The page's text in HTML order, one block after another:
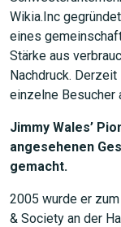
Wikia.Inc
eines
Stärke aus
Nachdruck.
einzelne Besucher
Jimmy Wales’
angesehenen
gemacht.
2005 wurde er
& Society an der